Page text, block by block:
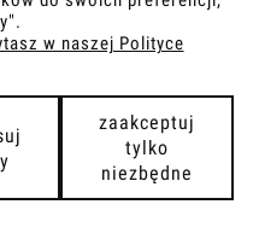
strony
w naszej Polityce
zaakceptuj
tylko
niezbędne